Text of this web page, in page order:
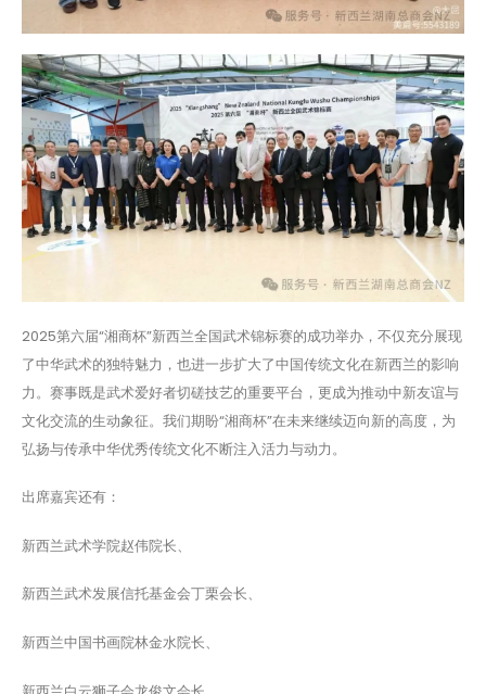
2025第六届“湘商杯”新西兰全国武术锦标赛的成功举办，不仅充分展现
了中华武术的独特魅力，也进一步扩大了中国传统文化在新西兰的影响
力。赛事既是武术爱好者切磋技艺的重要平台，更成为推动中新友谊与
文化交流的生动象征。我们期盼“湘商杯”在未来继续迈向新的高度，为
弘扬与传承中华优秀传统文化不断注入活力与动力。
出席嘉宾还有：
新西兰武术学院赵伟院长、
新西兰武术发展信托基金会丁栗会长、
新西兰中国书画院林金水院长、